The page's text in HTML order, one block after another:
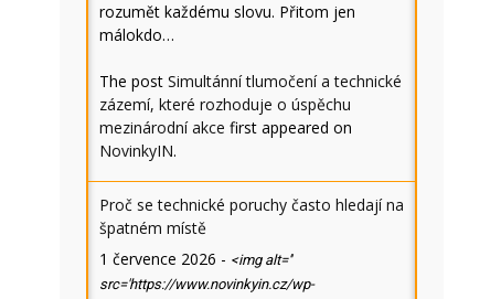
rozumět každému slovu. Přitom jen
málokdo…
The post Simultánní tlumočení a technické
zázemí, které rozhoduje o úspěchu
mezinárodní akce first appeared on
NovinkyIN.
Proč se technické poruchy často hledají na
špatném místě
1 července 2026 - <img alt=''
src='https://www.novinkyin.cz/wp-